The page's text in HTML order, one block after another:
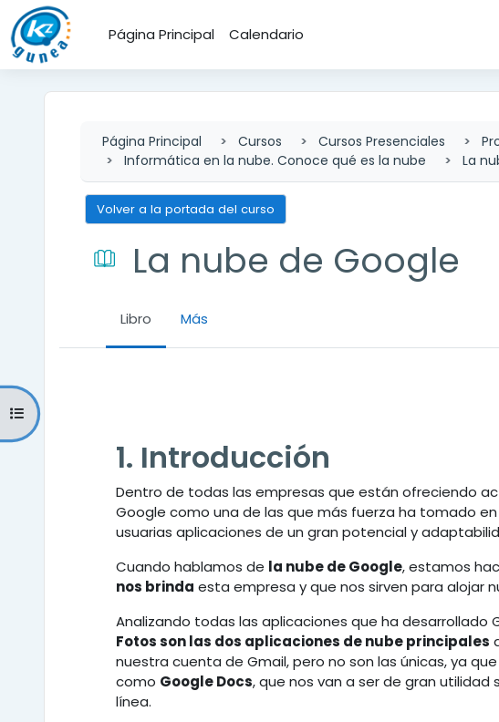
Salta al contenido principal
Página Principal
Calendario
Abrir índice del curso
Página Principal Cursos Cursos Presenciales
Informática en la nube. Conoce qué es la nube
La
Volver a la portada del curso
La nube de Google
Libro Más
1. Introducción
Dentro de todas las empresas que están ofreciendo
Google como una de las que más fuerza ha tomado
usuarias aplicaciones de un gran potencial y
Cuando hablamos de la nube de Google, estamos
nos brinda esta empresa y que nos sirven para alojar
Analizando todas las aplicaciones que ha desarrollado
Fotos son las dos aplicaciones de nube principales
nuestra cuenta de Gmail, pero no son las únicas, ya
como Google Docs, que nos van a ser de gran
línea.